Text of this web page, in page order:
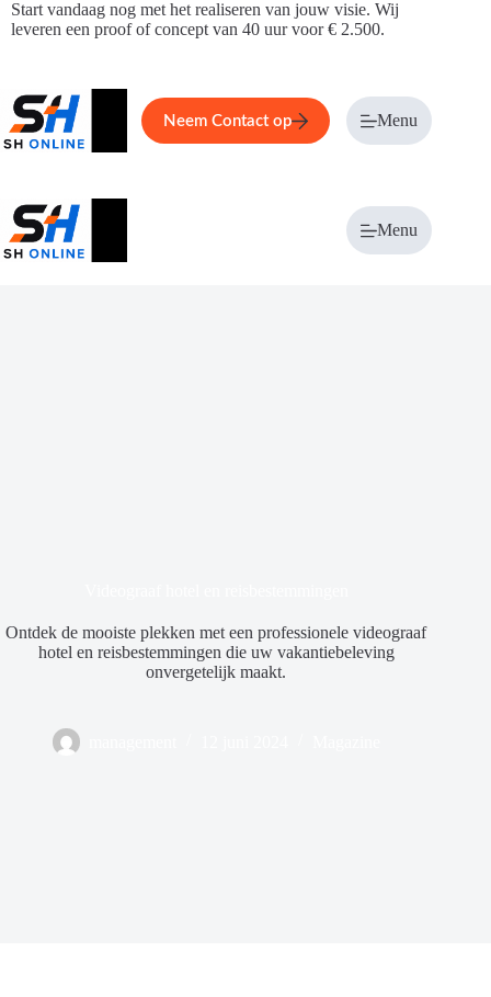
Ga
naar
Start vandaag nog met het realiseren van jouw visie. Wij
leveren een proof of concept van 40 uur voor € 2.500.
Home Service Over ons
Neem Contact op Menu
Menu
Ontdek de mooiste plekken met een professionele videograaf
hotel en reisbestemmingen die uw vakantiebeleving
onvergetelijk maakt.